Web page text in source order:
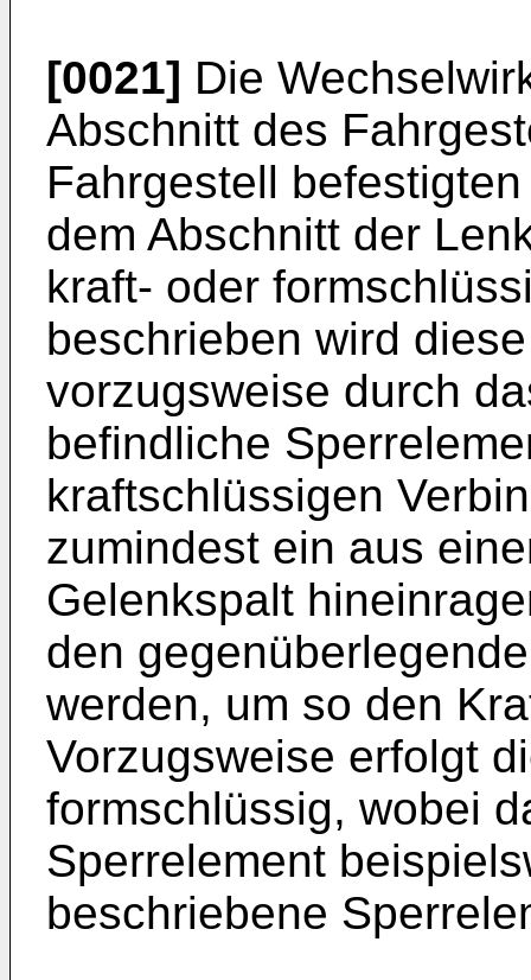
[0021] Die
Abschnitt des
Fahrgestell
dem Abschnitt der
kraft- oder
beschrieben wird
vorzugsweise durch
befindliche
kraftschlüssigen
zumindest ein aus
Gelenkspalt
den
werden, um so den
Vorzugsweise erfolgt
formschlüssig, wobei
Sperrelement
beschriebene